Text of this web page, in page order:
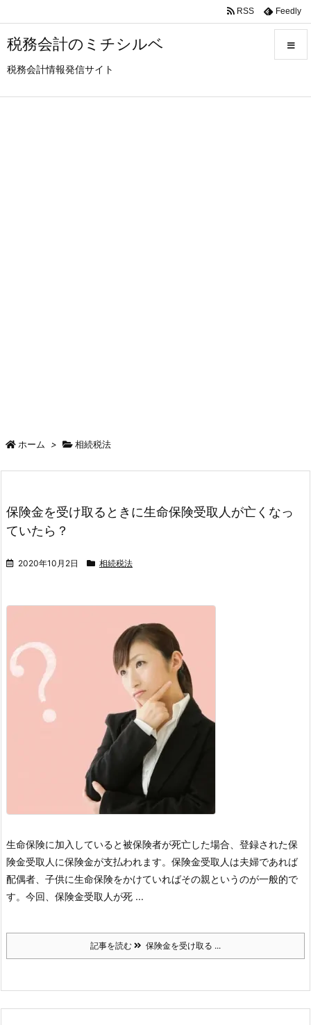
税務会計のミチシルベ
税務会計情報発信サイト
RSS Feedly
ホーム > 相続税法
保険金を受け取るときに生命保険受取人が亡くなっ
ていたら？
2020年10月2日 相続税法
生命保険に加入していると被保険者が死亡した場合、登録された保
険金受取人に保険金が支払われます。 保険金受取人は夫婦であれば
配偶者、子供に生命保険をかけていればその親というのが一般的で
す。 今回、保険金受取人が死 ...
記事を読む 保険金を受け取る ...